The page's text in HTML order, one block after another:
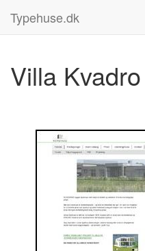
Typehuse.dk
Villa